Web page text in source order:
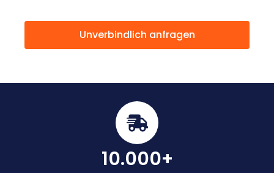
Unverbindlich anfragen
10.000+